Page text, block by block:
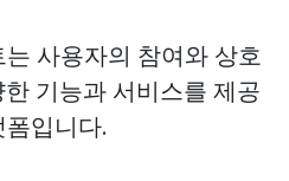
사용자의 참여와 상호
기능과 서비스를 제공
입니다.